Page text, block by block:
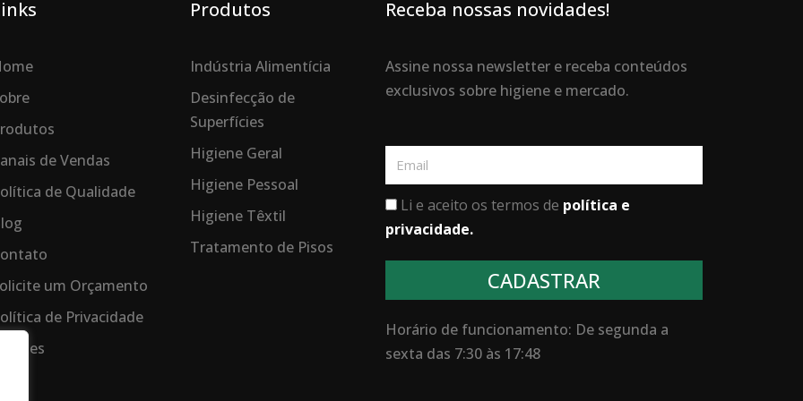
de Vendas
de Qualidade
um Orçamento
de Privacidade
Cookies
Produtos
Indústria Alimentícia
Desinfecção de
Superfícies
Higiene Geral
Higiene Pessoal
Higiene Têxtil
Tratamento de Pisos
Receba nossas novidades!
Assine nossa newsletter e receba conteúdos
exclusivos sobre higiene e mercado.
Email
Li e aceito os termos de política e
privacidade.
CADASTRAR
Horário de funcionamento: De segunda a
sexta das 7:30 às 17:48